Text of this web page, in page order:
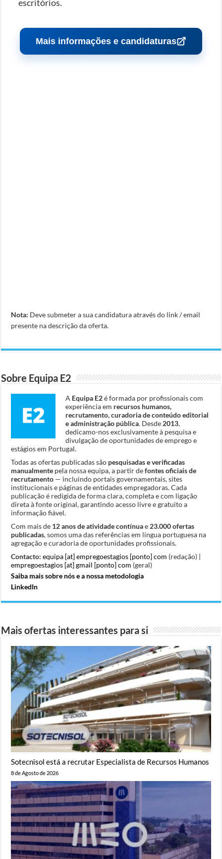
escritórios.
Mais informações e candidaturas
Nota: Deve submeter a sua candidatura através do link / email
presente na descrição da oferta.
Sobre Equipa E2
A Equipa E2é formada por profissionais com
experiência em recursos humanos,
recrutamento, curadoria de conteúdo editorial
e administração pública. Desde 2013,
dedicamo-nos exclusivamente à pesquisa e
divulgação de oportunidades de emprego e
estágios em Portugal.
Todas as ofertas publicadas são pesquisadas e verificadas
manualmente pela nossa equipa, a partir defontes oficiais de
recrutamento — incluindo portais governamentais, sites
institucionais e páginas de entidades empregadoras. Cada
publicação é redigida de forma clara, completa e com ligação
direta à fonte original, garantindo acesso livre e gratuito a
informação fiável.
Com mais de 12 anos de atividade contínuae 23.000 ofertas
publicadas, somos uma das referências em língua portuguesa na
agregação e curadoria de oportunidades profissionais.
Contacto: equipa [at] empregoestagios [ponto] com (redação) |
empregoestagios [at] gmail [ponto] com (geral)
Saiba mais sobre nós e a nossa metodologia
LinkedIn
Mais ofertas interessantes para si
Sotecnisol está a recrutar Especialista de Recursos Humanos
8 de Agosto de 2026